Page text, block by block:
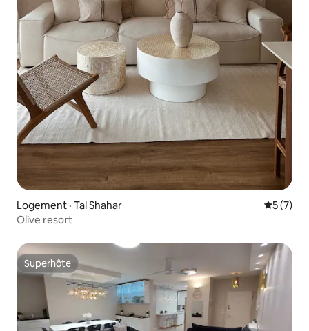
Logement · Tal Shahar Note
5 (7)
Olive resort
Superhôte
Superhôte